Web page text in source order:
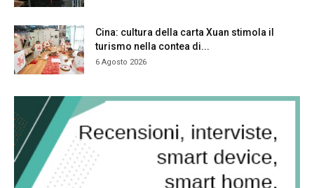
Cina: cultura della carta Xuan stimola il
turismo nella contea di...
6 Agosto 2026